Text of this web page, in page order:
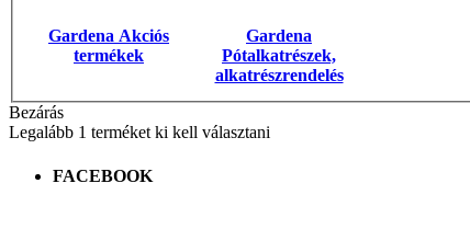
Gardena Akciós
termékek
Gardena
Pótalkatrészek,
alkatrészrendelés
Bezárás
Legalább 1 terméket ki kell választani
FACEBOOK